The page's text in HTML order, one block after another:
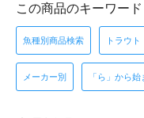
この商品のキーワード
魚種別商品検索 トラウト
メーカー別 「ら」から